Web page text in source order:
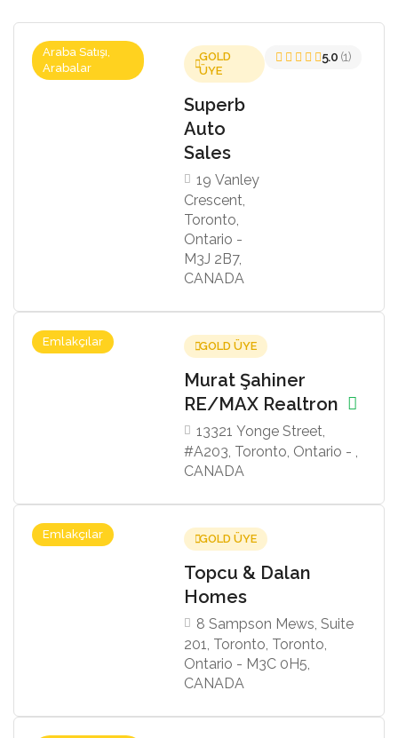
Araba Satışı,
Arabalar
GOLD
ÜYE
Superb
Auto
Sales
19 Vanley
Crescent,
Toronto,
Ontario -
M3J 2B7,
CANADA
5.0 (1)
Emlakçılar GOLD ÜYE
Murat Şahiner
RE/MAX Realtron
13321 Yonge Street,
#A203, Toronto, Ontario - ,
CANADA
Emlakçılar GOLD ÜYE
Topcu & Dalan
Homes
8 Sampson Mews, Suite
201, Toronto, Toronto,
Ontario - M3C 0H5,
CANADA